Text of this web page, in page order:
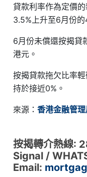
貸款利率作為定價
3.5%上升至6月份的
6月份未償還按揭貸
港元。
按揭貸款拖欠比率
持於接近0%。
來源：香港金融管
按揭轉介熱線:
Signal /
Email: